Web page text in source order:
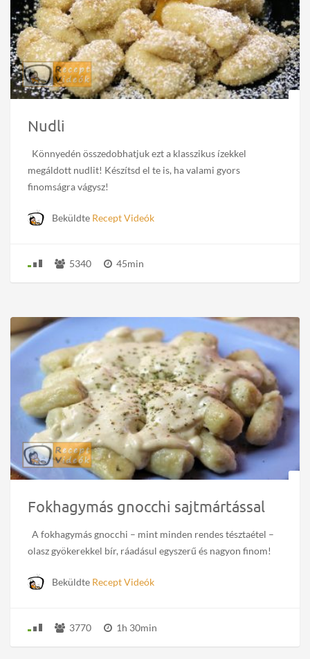
Nudli
Könnyedén összedobhatjuk ezt a klasszikus ízekkel
megáldott nudlit! Készítsd el te is, ha valami gyors
finomságra vágysz!
Beküldte Recept Videók
5340 45min
Fokhagymás gnocchi sajtmártással
A fokhagymás gnocchi – mint minden rendes tésztaétel –
olasz gyökerekkel bír, ráadásul egyszerű és nagyon finom!
Beküldte Recept Videók
3770 1h 30min